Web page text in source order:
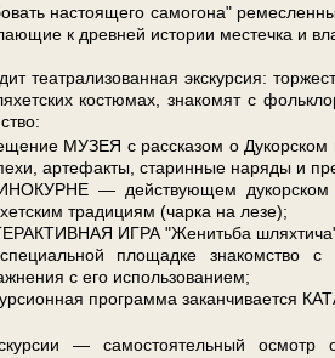
на­сто­я­ще­го са­мо­го­на"
к древней ис­то­рии ме­с­теч­ка и
театрализованная экскурсия:
ко­стю­мах, знакомят с
МУЗЕЯ с рассказом о Дукорском
артефакты, ста­рин­ные на­ря­ды и
— дей­ству­ю­щем дукорском
традициям (чарка на ле­зе);
ИГРА "Женитьба шляхтича"
пло­щад­ке
с его использованием;
про­грам­ма за­кан­чи­ва­ет­ся
— самостоятельный